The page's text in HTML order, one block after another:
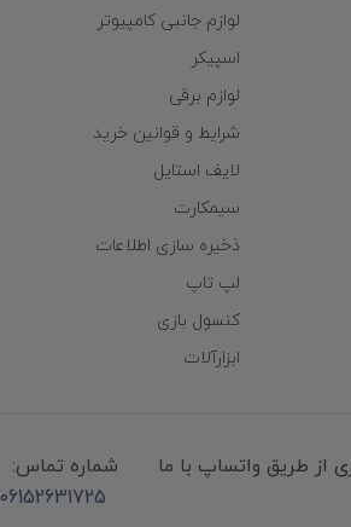
لوازم جانبی کامپیوتر
اسپیکر
لوازم برقی
شرایط و قوانین خرید
لایف استایل
سیمکارت
ذخیره سازی اطلاعات
لپ تاپ
کنسول بازی
ابزارآلات
از طریق واتساپ با ما
شماره تماس:
06152631725-پیامرسان واتساپ 09339947850